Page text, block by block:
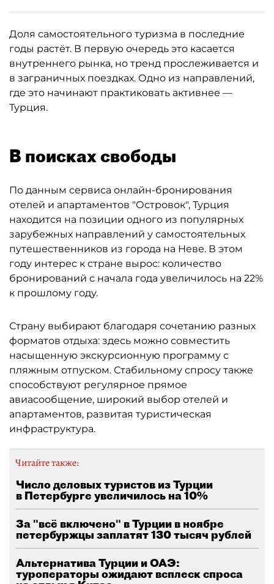
Доля самостоятельного туризма в последние
годы растёт. В первую очередь это касается
внутреннего рынка, но тренд прослеживается и
в заграничных поездках. Одно из направлений,
где это начинают практиковать активнее —
Турция.
В поисках свободы
По данным сервиса онлайн-бронирования
отелей и апартаментов "Островок", Турция
находится на позиции одного из популярных
зарубежных направлений у самостоятельных
путешественников из города на Неве. В этом
году интерес к стране вырос: количество
бронирований с начала года увеличилось на 22%
к прошлому году.
Страну выбирают благодаря сочетанию разных
форматов отдыха: здесь можно совместить
насыщенную экскурсионную программу с
пляжным отпуском. Стабильному спросу также
способствуют регулярное прямое
авиасообщение, широкий выбор отелей и
апартаментов, развитая туристическая
инфраструктура.
Читайте также:
Число деловых туристов из Турции
в Петербурге увеличилось на 10%
За "всё включено" в Турции в ноябре
петербуржцы заплатят 130 тысяч рублей
Альтернатива Турции и ОАЭ:
туроператоры ожидают всплеск спроса